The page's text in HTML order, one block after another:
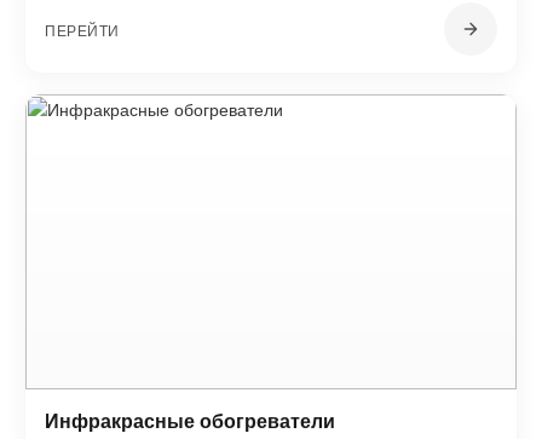
ПЕРЕЙТИ
Инфракрасные обогреватели